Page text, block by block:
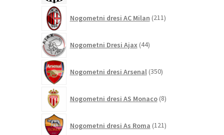
Nogometni dresi AC Milan 211izdelkov
Nogometni Dresi Ajax 44izdelkov
Nogometni dresi Arsenal 350izdelkov
Nogometni dresi AS Monaco 8izdelkov
Nogometni dresi As Roma 121izdelkov